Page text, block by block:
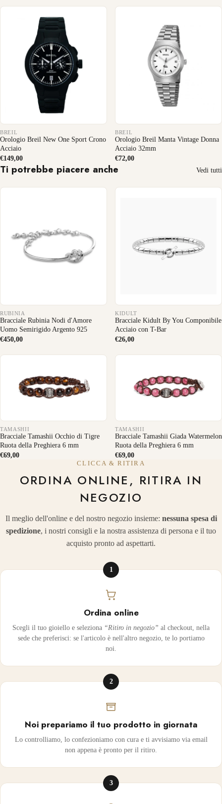
BREIL
Orologio Breil New One Sport Crono
Acciaio
€149,00
BREIL
Orologio Breil Manta Vintage Donna
Acciaio 32mm
€72,00
Ti potrebbe piacere anche Vedi tutti
RUBINIA
Bracciale Rubinia Nodi d'Amore
Uomo Semirigido Argento 925
€450,00
KIDULT
Bracciale Kidult By You Componibile
Acciaio con T-Bar
€26,00
TAMASHII
Bracciale Tamashii Occhio di Tigre
Ruota della Preghiera 6 mm
€69,00
TAMASHII
Bracciale Tamashii Giada Watermelon
Ruota della Preghiera 6 mm
€69,00
CLICCA & RITIRA
ORDINA ONLINE, RITIRA IN
NEGOZIO
Il meglio dell'online e del nostro negozio insieme: nessuna spesa di
spedizione, i nostri consigli e la nostra assistenza di persona e il tuo
acquisto pronto ad aspettarti.
1
Ordina online
Scegli il tuo gioiello e seleziona “Ritiro in negozio” al checkout, nella
sede che preferisci: se l'articolo è nell'altro negozio, te lo portiamo
noi.
2
Noi prepariamo il tuo prodotto in giornata
Lo controlliamo, lo confezioniamo con cura e ti avvisiamo via email
non appena è pronto per il ritiro.
3